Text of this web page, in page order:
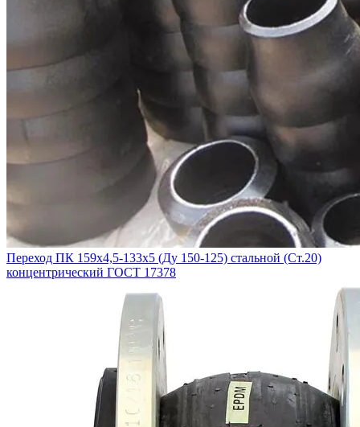
Переход ПК 159х4,5-133х5 (Ду 150-125) стальной (Ст.20)
концентрический ГОСТ 17378